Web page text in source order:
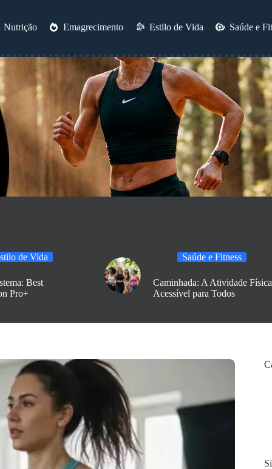
Nutrição Emagrecimento Estilo de Vida Saúde e
de Vida
Best
Pro+
Saúde e Fitness
Caminhada: A Atividade Física
Acessível para Todos